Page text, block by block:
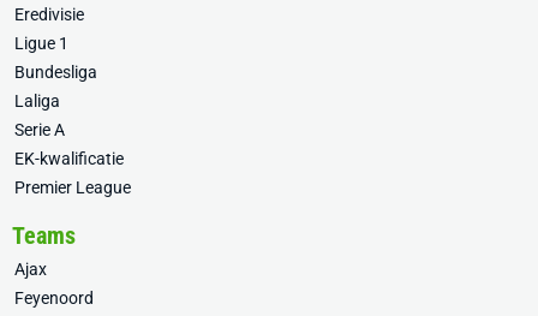
Eredivisie
Ligue 1
Bundesliga
Laliga
Serie A
EK-kwalificatie
Premier League
Teams
Ajax
Feyenoord